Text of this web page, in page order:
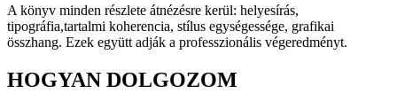
A könyv minden részlete átnézésre kerül: helyesírás,
tipográfia,tartalmi koherencia, stílus egységessége, grafikai
összhang. Ezek együtt adják a professzionális végeredményt.
HOGYAN DOLGOZOM